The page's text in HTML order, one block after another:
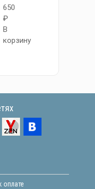
650
₽
В
корзину
оплате